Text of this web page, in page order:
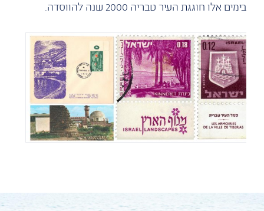
בימים ‬אלו ‬חוגגת ‬העיר ‬טבריה ‬2000 ‬שנה ‬להווסדה.‬‬‬‬‬‬‬‬‬